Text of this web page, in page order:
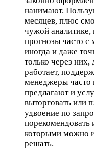
нанимают.
месяцев, плюс
чужой
прогнозы часто
иногда и даже
только через
работает,
менеджеры часто
предлагают и
выторговать или
удвоение по
порекомендовать
которыми можно
решать.